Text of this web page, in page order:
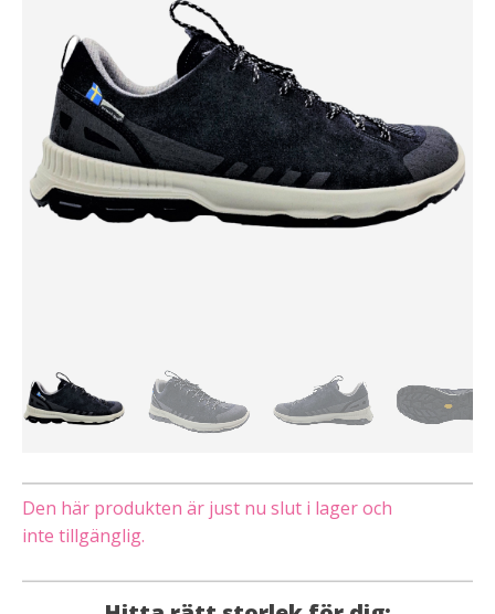
Den här produkten är just nu slut i lager och
inte tillgänglig.